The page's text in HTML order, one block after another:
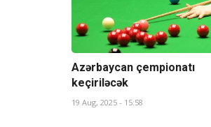
Azərbaycan çempionatı
keçiriləcək
19 Aug, 2025 - 15:58